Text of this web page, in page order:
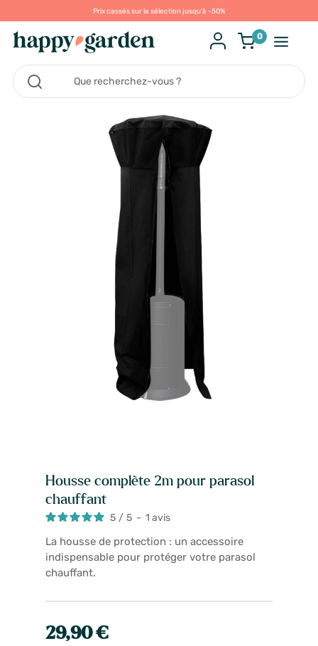
Prix cassés sur la sélection jusqu'à -50%
0
Housse complète 2m pour parasol
chauffant
5 / 5 - 1 avis
La housse de protection : un accessoire
indispensable pour protéger votre parasol
chauffant.
29,90 €